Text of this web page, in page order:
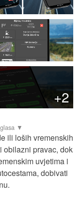
+2
ili loših vremenskih
obilazni pravac, dok
uvjetima i
dobivati